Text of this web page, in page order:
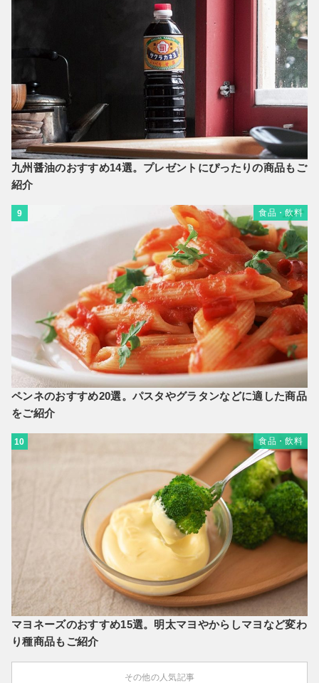
九州醤油のおすすめ14選。プレゼントにぴったりの商品もご
紹介
9 食品・飲料
ペンネのおすすめ20選。パスタやグラタンなどに適した商品
をご紹介
10 食品・飲料
マヨネーズのおすすめ15選。明太マヨやからしマヨなど変わ
り種商品もご紹介
その他の人気記事